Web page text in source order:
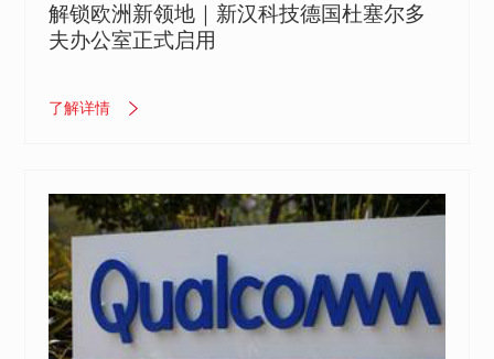
解锁欧洲新领地｜新汉科技德国杜塞尔多
夫办公室正式启用
了解详情